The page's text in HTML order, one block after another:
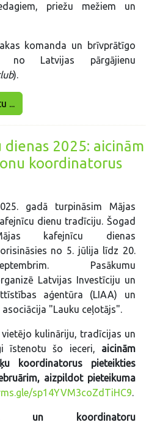
priežu mežiem un
komanda un brīvprātīgo
no Latvijas pārgājienu
).
...
2025: aicinām
koordinatorus
gadā turpināsim Mājas
dienu tradīciju. Šogad
kafejnīcu dienas
no 5. jūlija līdz 20.
Pasākumu
Latvijas Investīciju un
aģentūra (LIAA) un
"Lauku ceļotājs".
kulināriju, tradīcijas un
īstenotu šo ieceri, aicinām
koordinatorus pieteikties
aizpildot pieteikuma
sp14YVM3coZdTiHC9.
un koordinatoru